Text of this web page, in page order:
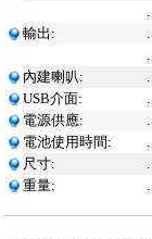
輸出:
內建喇叭:
USB介面:
電源供應:
電池使用時間:
尺寸:
重量: